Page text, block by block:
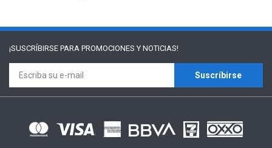
¡SUSCRÍBIRSE PARA PROMOCIONES Y NOTICIAS!
Suscríbirse